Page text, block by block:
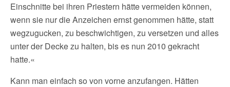
Einschnitte bei ihren Priestern hätte vermeiden können,
wenn sie nur die Anzeichen ernst genommen hätte, statt
wegzugucken, zu beschwichtigen, zu versetzen und alles
unter der Decke zu halten, bis es nun 2010 gekracht
hatte.«
Kann man einfach so von vorne anzufangen. Hätten